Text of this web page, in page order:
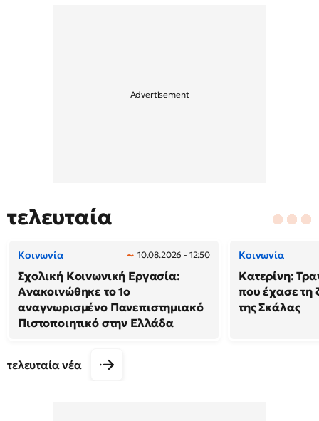
τελευταία
Κοινωνία 10.08.2026 - 12:50
Σχολική Κοινωνική Εργασία:
Ανακοινώθηκε το 1ο
αναγνωρισμένο Πανεπιστημιακό
Πιστοποιητικό στην Ελλάδα
Κοινωνία
Κατερίνη:
που έχασε τη
της Σκάλας
τελευταία νέα